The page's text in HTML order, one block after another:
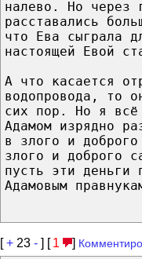
налево. Но через
расставались
что Ева сыграла
настоящей Евой
А что касается
водопровода, то
сих пор. Но я
Адамом изрядно
в злого и
злого и доброго
пусть эти деньги
Адамовым
[+ 23 - ] [ 1 ]